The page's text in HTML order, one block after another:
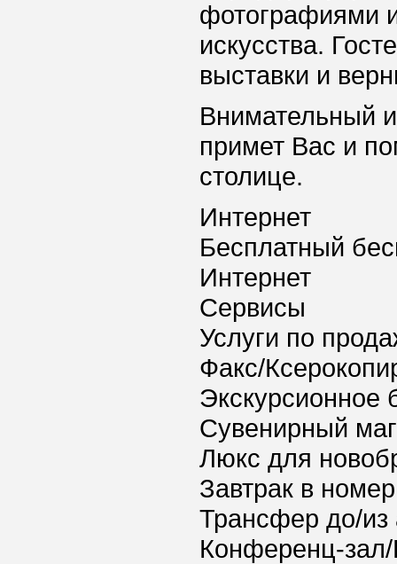
фотографиями
искусства.
выставки и
Внимательный
примет Вас и
столице.
Интернет
Бесплатный
Интернет
Сервисы
Услуги по
Факс/
Экскурсионное
Сувенирный
Люкс для
Завтрак в номер
Трансфер до/из
Конференц-